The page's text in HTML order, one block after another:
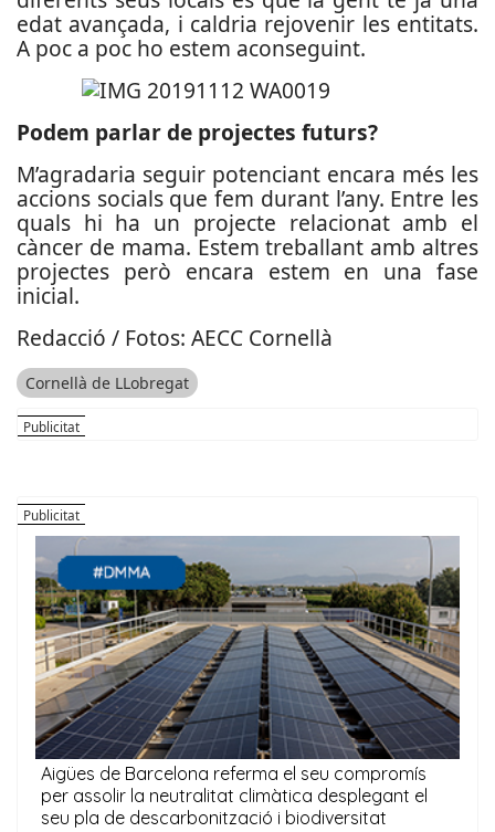
edat avançada, i caldria rejovenir les entitats.
A poc a poc ho estem aconseguint.
Podem parlar de projectes futurs?
M’agradaria seguir potenciant encara més les
accions socials que fem durant l’any. Entre les
quals hi ha un projecte relacionat amb el
càncer de mama. Estem treballant amb altres
projectes però encara estem en una fase
inicial.
Redacció / Fotos: AECC Cornellà
Cornellà de LLobregat